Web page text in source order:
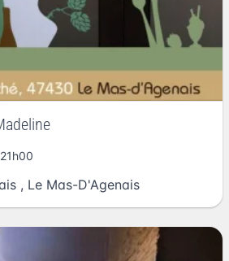
, Le Mas-D'Agenais